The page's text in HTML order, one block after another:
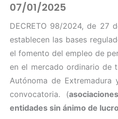
07/01/2025
DECRETO 98/2024, de 27
establecen las bases
el fomento del empleo de
en el mercado ordinario de
Autónoma de Extremadura
convocatoria. (
entidades sin ánimo de